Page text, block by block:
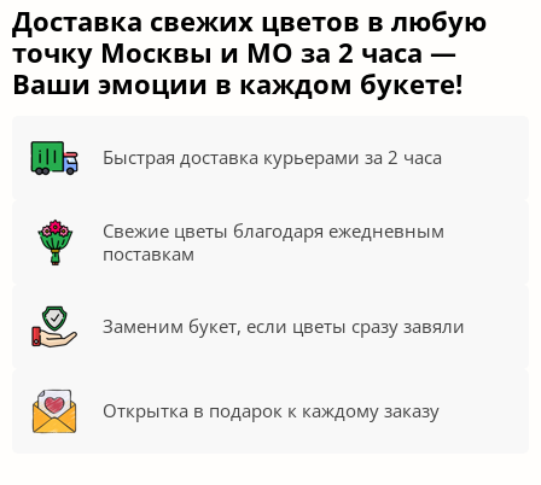
Доставка свежих цветов в любую
точку Москвы и МО за 2 часа —
Ваши эмоции в каждом букете!
Быстрая доставка курьерами за 2 часа
Свежие цветы благодаря ежедневным
поставкам
Заменим букет, если цветы сразу завяли
Открытка в подарок к каждому заказу